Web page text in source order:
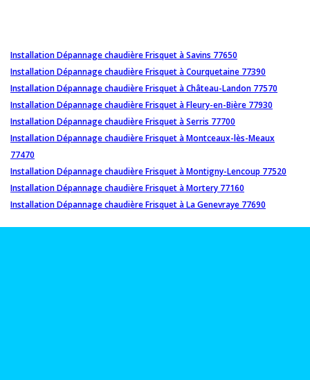
Installation Dépannage chaudière Frisquet à Savins 77650
Installation Dépannage chaudière Frisquet à Courquetaine 77390
Installation Dépannage chaudière Frisquet à Château-Landon 77570
Installation Dépannage chaudière Frisquet à Fleury-en-Bière 77930
Installation Dépannage chaudière Frisquet à Serris 77700
Installation Dépannage chaudière Frisquet à Montceaux-lès-Meaux
77470
Installation Dépannage chaudière Frisquet à Montigny-Lencoup 77520
Installation Dépannage chaudière Frisquet à Mortery 77160
Installation Dépannage chaudière Frisquet à La Genevraye 77690